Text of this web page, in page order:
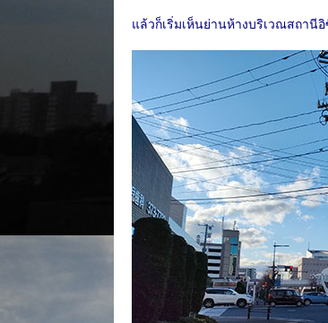
แล้วก็เริ่มเห็นย่านห้างบริเวณสถานี